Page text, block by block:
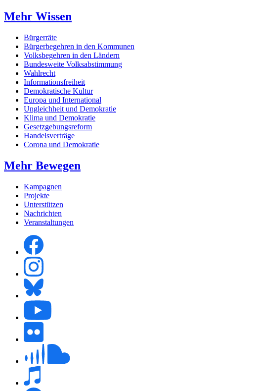
Mehr Wissen
Bürgerräte
Bürgerbegehren in den Kommunen
Volksbegehren in den Ländern
Bundesweite Volksabstimmung
Wahlrecht
Informationsfreiheit
Demokratische Kultur
Europa und International
Ungleichheit und Demokratie
Klima und Demokratie
Gesetzgebungsreform
Handelsverträge
Corona und Demokratie
Mehr Bewegen
Kampagnen
Projekte
Unterstützen
Nachrichten
Veranstaltungen